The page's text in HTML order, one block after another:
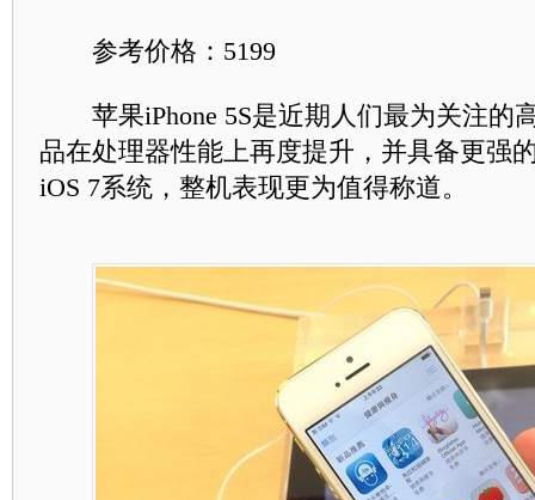
参考价格：5199
苹果iPhone 5S是近期人们最为关注的
品在处理器性能上再度提升，并具备更强
iOS 7系统，整机表现更为值得称道。